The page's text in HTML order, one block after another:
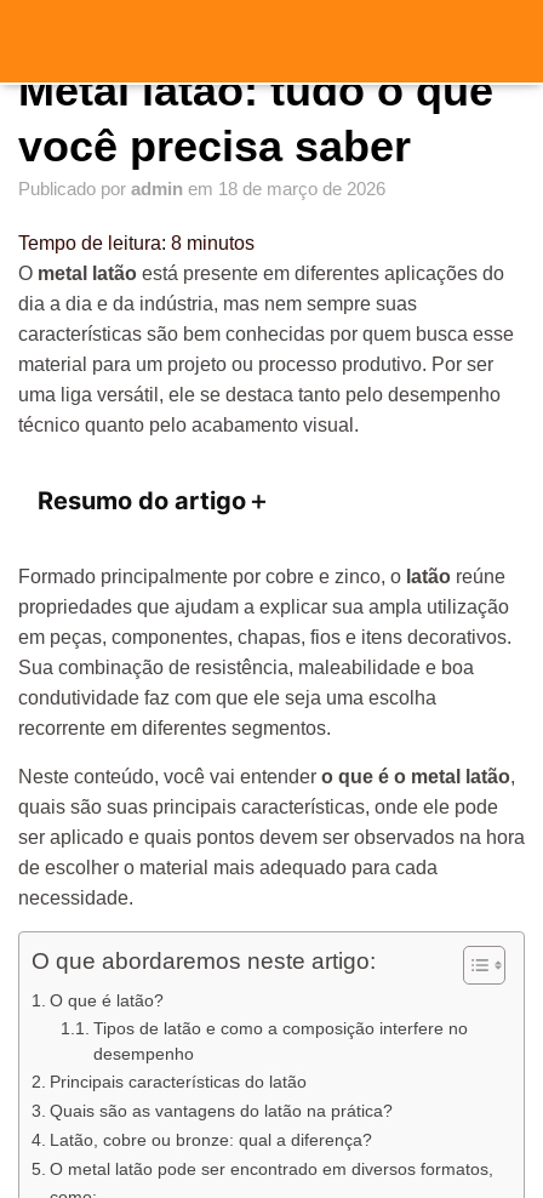
L
A
G
Metal latão: tudo o que
você precisa saber
Publicado por admin em 18 de março de 2026
Tempo de leitura: 8 minutos
O metal latão está presente em diferentes aplicações do
dia a dia e da indústria, mas nem sempre suas
características são bem conhecidas por quem busca esse
material para um projeto ou processo produtivo. Por ser
uma liga versátil, ele se destaca tanto pelo desempenho
técnico quanto pelo acabamento visual.
Resumo do artigo＋
Formado principalmente por cobre e zinco, o latão reúne
propriedades que ajudam a explicar sua ampla utilização
em peças, componentes, chapas, fios e itens decorativos.
Sua combinação de resistência, maleabilidade e boa
condutividade faz com que ele seja uma escolha
recorrente em diferentes segmentos.
Neste conteúdo, você vai entender o que é o metal latão,
quais são suas principais características, onde ele pode
ser aplicado e quais pontos devem ser observados na hora
de escolher o material mais adequado para cada
necessidade.
O que abordaremos neste artigo:
O que é latão?
Tipos de latão e como a composição interfere no
desempenho
Principais características do latão
Quais são as vantagens do latão na prática?
Latão, cobre ou bronze: qual a diferença?
O metal latão pode ser encontrado em diversos formatos,